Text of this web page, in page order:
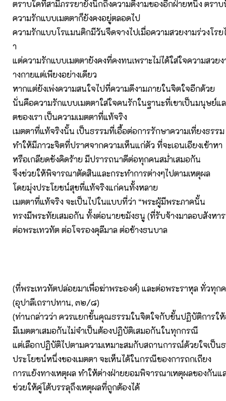
ตราบใดที่สามีภรรยายังนึกถึงความดีงามของอีกฝ่ายหนึ่ง ตรา
ความรักแบบเมตตาก็ยังคงอยู่ตลอดไป
ความรักแบบโรแมนติกมีวันจืดจางไปเมื่อความสวยงามร่วงโรย
า
แต่ความรักแบบเมตตายังคงที่คงทนเพราะไม่ได้ใส่ใจความสวย
างกายแต่เพียงอย่างเดียว
หากแต่ยังเพ่งความสนใจไปที่ความดีงามภายในจิตใจอีกด้วย
นั่นคือความรักแบบเมตตาใส่ใจคนรักในฐานะที่เขาเป็นมนุษย์แ
ตของเรา เป็นความเมตตาที่แท้จริง
เมตตาที่แท้จริงนั้น เป็นธรรมที่เอื้อต่อการรักษาความเที่ยงธรรม
ทำให้มีภาวะจิตที่ปราศจากความเห็นแก่ตัว ที่จะเอนเอียงเข้าหา
หรือเกลียดชังคิดร้าย มีปรารถนาดีต่อทุกคนสม่ำเสมอกัน
จึงช่วยให้พิจารณาตัดสินและกระทำการต่างๆไปตามเหตุผล
โดยมุ่งประโยชน์สุขที่แท้จริงแก่คนทั้งหลาย
เมตตาที่แท้จริง จะเป็นไปในแบบที่ว่า “พระผู้มีพระภาคนั้น
ทรงมีพระทัยเสมอกัน ทั้งต่อนายขมังธนู (ที่รับจ้างมาลอบสังหา
ต่อพระเทวทัต ต่อโจรองคุลีมาล ต่อช้างธนบาล
(ที่พระเทวทัตปล่อยมาเพื่อฆ่าพระองค์) และต่อพระราหุล ทั่วทุก
(อุปาลีเถราปทาน, ๓๒/๘)
(ท่านกล่าวว่า ควรแยกขั้นคุณธรรมในจิตใจกับขั้นปฏิบัติการใ
มีเมตตาเสมอกันไม่จำเป็นต้องปฏิบัติเสมอกันในทุกกรณี
แต่เลือกปฏิบัติไปตามความเหมาะสมกับสถานการณ์ด้วยใจเป็น
ประโยชน์หนึ่งของเมตตา จะเห็นได้ในกรณีของการถกเถียง
การแย้งทางเหตุผล ทำให้ต่างฝ่ายยอมพิจารณาเหตุผลของกันแ
ช่วยให้คู่โต้บรรลุถึงเหตุผลที่ถูกต้องได้